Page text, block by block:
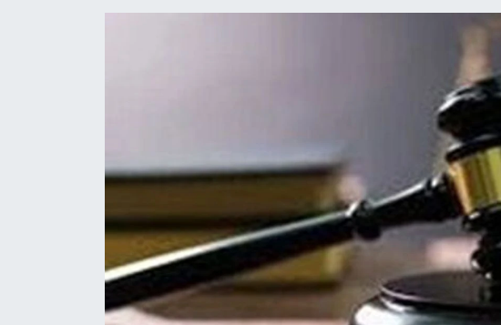
RÖPORTAJ
VİDEO HABERLER